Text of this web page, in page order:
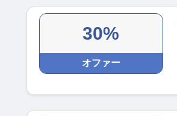
30%
オファー